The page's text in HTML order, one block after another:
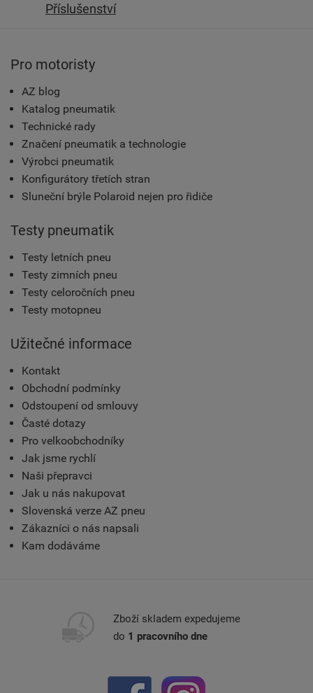
Příslušenství
Pro motoristy
AZ blog
Katalog pneumatik
Technické rady
Značení pneumatik a technologie
Výrobci pneumatik
Konfigurátory třetích stran
Sluneční brýle Polaroid nejen pro řidiče
Testy pneumatik
Testy letních pneu
Testy zimních pneu
Testy celoročních pneu
Testy motopneu
Užitečné informace
Kontakt
Obchodní podmínky
Odstoupení od smlouvy
Časté dotazy
Pro velkoobchodníky
Jak jsme rychlí
Naši přepravci
Jak u nás nakupovat
Slovenská verze AZ pneu
Zákazníci o nás napsali
Kam dodáváme
Zboží skladem expedujeme
do 1 pracovního dne